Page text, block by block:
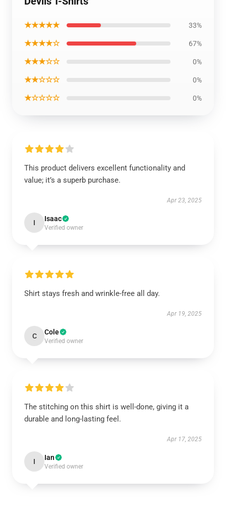
★★★★★ 33%
★★★★☆ 67%
★★★☆☆ 0%
★★☆☆☆ 0%
★☆☆☆☆ 0%
This product delivers excellent functionality and
value; it’s a superb purchase.
Apr 23, 2025
I Isaac
Verified owner
Shirt stays fresh and wrinkle-free all day.
Apr 19, 2025
C Cole
Verified owner
The stitching on this shirt is well-done, giving it a
durable and long-lasting feel.
Apr 17, 2025
I Ian
Verified owner